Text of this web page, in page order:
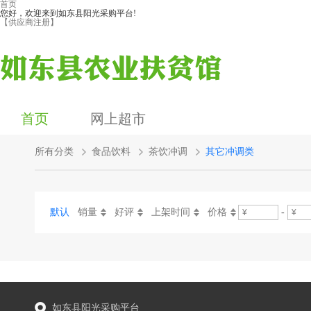
首页
您好，欢迎来到如东县阳光采购平台!
【供应商注册】
首页 网上超市
所有分类 食品饮料 茶饮冲调 其它冲调类
默认 销量 好评 上架时间 价格 -
如东县阳光采购平台